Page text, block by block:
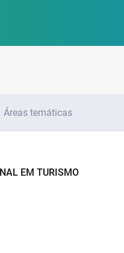
Áreas temáticas
EM TURISMO